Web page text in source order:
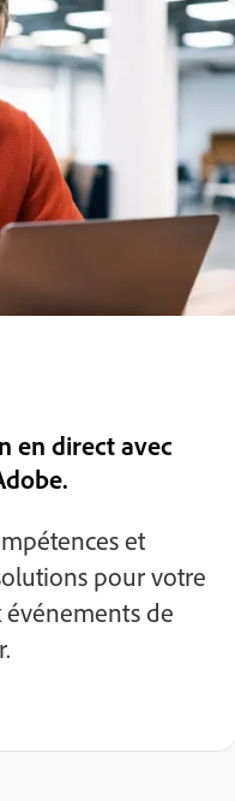
en direct avec
et
pour votre
événements de